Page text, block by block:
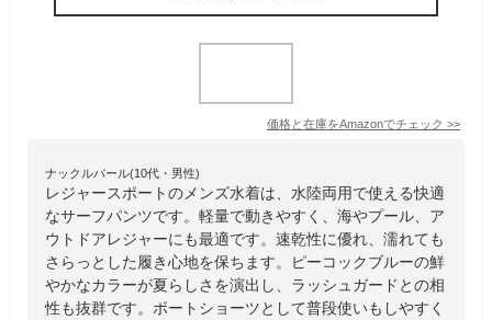
価格と在庫をAmazonでチェック >>
ナックルバール(10代・男性)
レジャースポートのメンズ水着は、水陸両用で使える快適
なサーフパンツです。軽量で動きやすく、海やプール、ア
ウトドアレジャーにも最適です。速乾性に優れ、濡れても
さらっとした履き心地を保ちます。ピーコックブルーの鮮
やかなカラーが夏らしさを演出し、ラッシュガードとの相
性も抜群です。ボートショーツとして普段使いもしやすく